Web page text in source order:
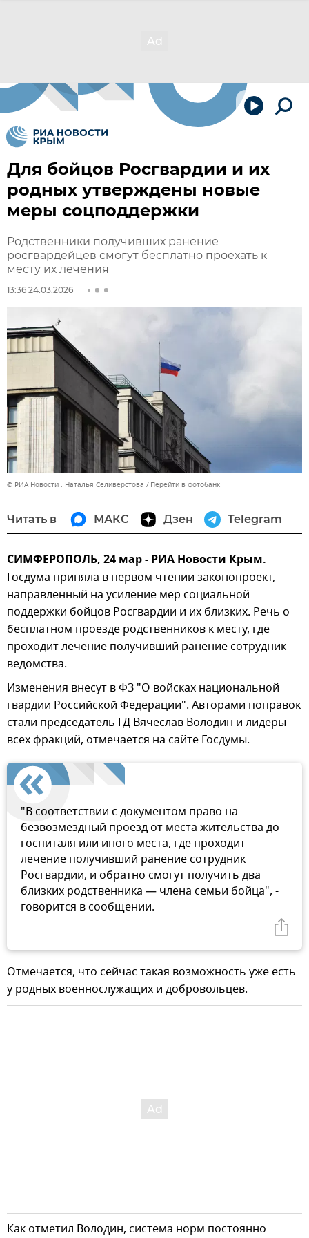
Для бойцов Росгвардии и их
родных утверждены новые
меры соцподдержки
Родственники получивших ранение
росгвардейцев смогут бесплатно проехать к
месту их лечения
13:36 24.03.2026
© РИА Новости . Наталья Селиверстова Перейти в фотобанк
Читать в МАКС Дзен Telegram
СИМФЕРОПОЛЬ, 24 мар - РИА Новости Крым.
Госдума приняла в первом чтении законопроект,
направленный на усиление мер социальной
поддержки бойцов Росгвардии и их близких. Речь о
бесплатном проезде родственников к месту, где
проходит лечение получивший ранение сотрудник
ведомства.
Изменения внесут в ФЗ "О войсках национальной
гвардии Российской Федерации". Авторами поправок
стали председатель ГД Вячеслав Володин и лидеры
всех фракций, отмечается на сайте Госдумы.
"В соответствии с документом право на
безвозмездный проезд от места жительства до
госпиталя или иного места, где проходит
лечение получивший ранение сотрудник
Росгвардии, и обратно смогут получить два
близких родственника — члена семьи бойца", -
говорится в сообщении.
Отмечается, что сейчас такая возможность уже есть
у родных военнослужащих и добровольцев.
Как отметил Володин, система норм постоянно